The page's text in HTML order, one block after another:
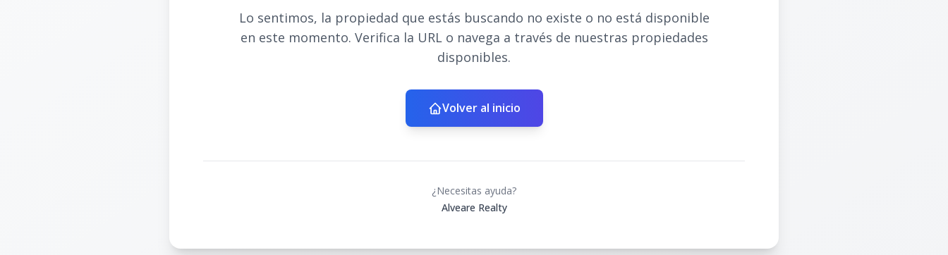
Lo sentimos, la propiedad que estás buscando no existe o no está disponible
en este momento. Verifica la URL o navega a través de nuestras propiedades
disponibles.
Volver al inicio
¿Necesitas ayuda?
Alveare Realty